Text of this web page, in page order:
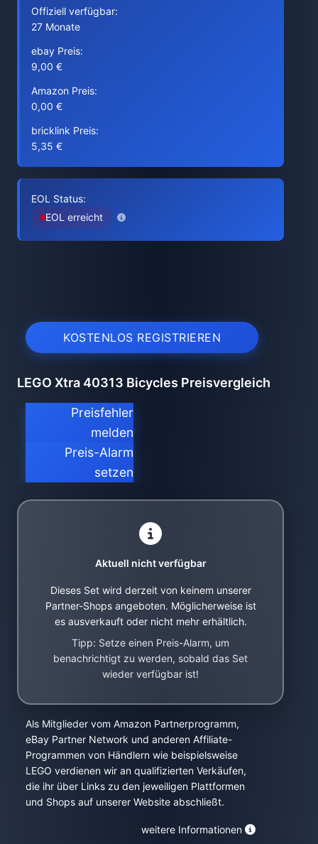
Offiziell verfügbar:
27 Monate
ebay Preis:
9,00 €
Amazon Preis:
0,00 €
bricklink Preis:
5,35 €
EOL Status:
EOL erreicht
KOSTENLOS REGISTRIEREN
LEGO Xtra 40313 Bicycles Preisvergleich
Preisfehler
melden
Preis-Alarm
setzen
Aktuell nicht verfügbar
Dieses Set wird derzeit von keinem unserer
Partner-Shops angeboten. Möglicherweise ist
es ausverkauft oder nicht mehr erhältlich.
Tipp: Setze einen Preis-Alarm, um
benachrichtigt zu werden, sobald das Set
wieder verfügbar ist!
Als Mitglieder vom Amazon Partnerprogramm,
eBay Partner Network und anderen Affiliate-
Programmen von Händlern wie beispielsweise
LEGO verdienen wir an qualifizierten Verkäufen,
die ihr über Links zu den jeweiligen Plattformen
und Shops auf unserer Website abschließt.
weitere Informationen